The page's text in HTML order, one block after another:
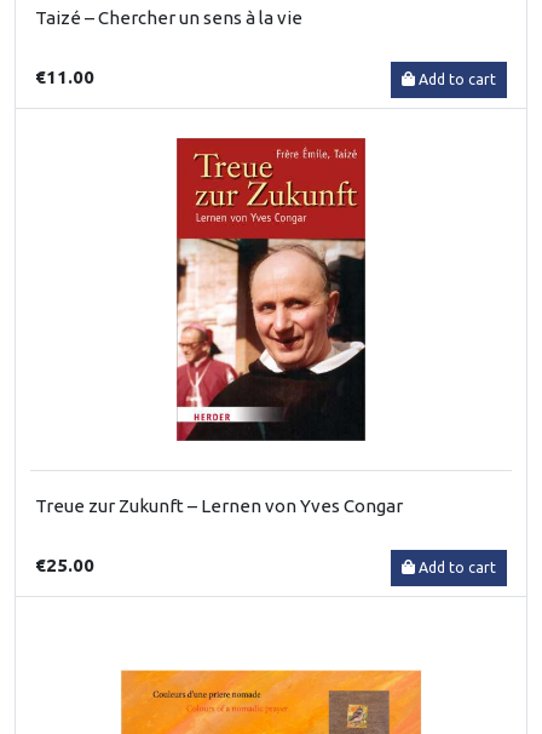
Taizé – Chercher un sens à la vie
€11.00 Add to cart
Treue zur Zukunft – Lernen von Yves Congar
€25.00 Add to cart